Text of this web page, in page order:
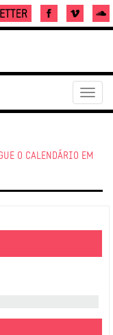
O CALENDÁRIO EM